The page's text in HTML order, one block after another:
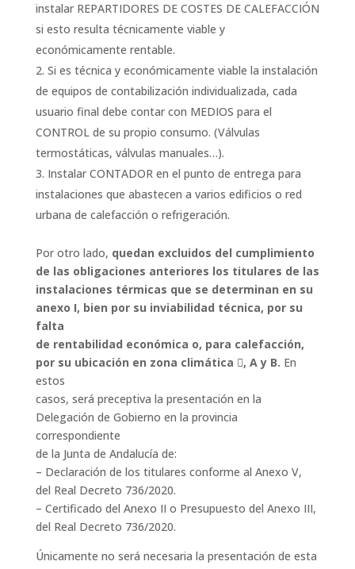
instalar REPARTIDORES DE COSTES DE CALEFACCIÓN
si esto resulta técnicamente viable y
económicamente rentable.
Si es técnica y económicamente viable la instalación
de equipos de contabilización individualizada, cada
usuario final debe contar con MEDIOS para el
CONTROL de su propio consumo. (Válvulas
termostáticas, válvulas manuales…).
Instalar CONTADOR en el punto de entrega para
instalaciones que abastecen a varios edificios o red
urbana de calefacción o refrigeración.
Por otro lado, quedan excluidos del cumplimiento
de las obligaciones anteriores los titulares de las
instalaciones térmicas que se determinan en su
anexo I, bien por su inviabilidad técnica, por su
falta
de rentabilidad económica o, para calefacción,
por su ubicación en zona climática , A y B. En
estos
casos, será preceptiva la presentación en la
Delegación de Gobierno en la provincia
correspondiente
de la Junta de Andalucía de:
– Declaración de los titulares conforme al Anexo V,
del Real Decreto 736/2020.
– Certificado del Anexo II o Presupuesto del Anexo III,
del Real Decreto 736/2020.
Únicamente no será necesaria la presentación de esta